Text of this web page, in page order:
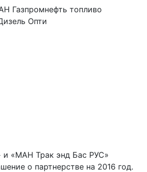
и «МАН Трак энд Бас РУС»
о партнерстве на 2016 год.